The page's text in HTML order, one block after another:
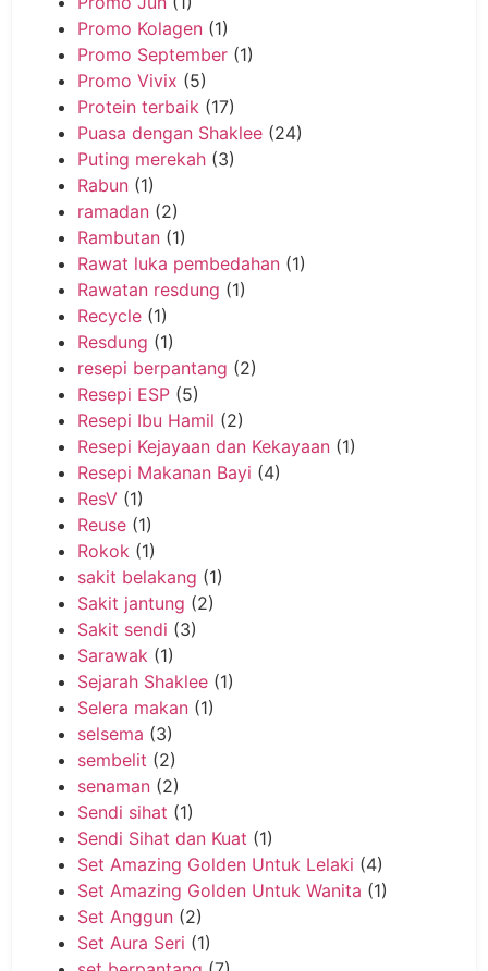
Promo Kolagen (1)
Promo September (1)
Promo Vivix (5)
Protein terbaik (17)
Puasa dengan Shaklee (24)
Puting merekah (3)
Rabun (1)
ramadan (2)
Rambutan (1)
Rawat luka pembedahan (1)
Rawatan resdung (1)
Recycle (1)
Resdung (1)
resepi berpantang (2)
Resepi ESP (5)
Resepi Ibu Hamil (2)
Resepi Kejayaan dan Kekayaan (1)
Resepi Makanan Bayi (4)
ResV (1)
Reuse (1)
Rokok (1)
sakit belakang (1)
Sakit jantung (2)
Sakit sendi (3)
Sarawak (1)
Sejarah Shaklee (1)
Selera makan (1)
selsema (3)
sembelit (2)
senaman (2)
Sendi sihat (1)
Sendi Sihat dan Kuat (1)
Set Amazing Golden Untuk Lelaki (4)
Set Amazing Golden Untuk Wanita (1)
Set Anggun (2)
Set Aura Seri (1)